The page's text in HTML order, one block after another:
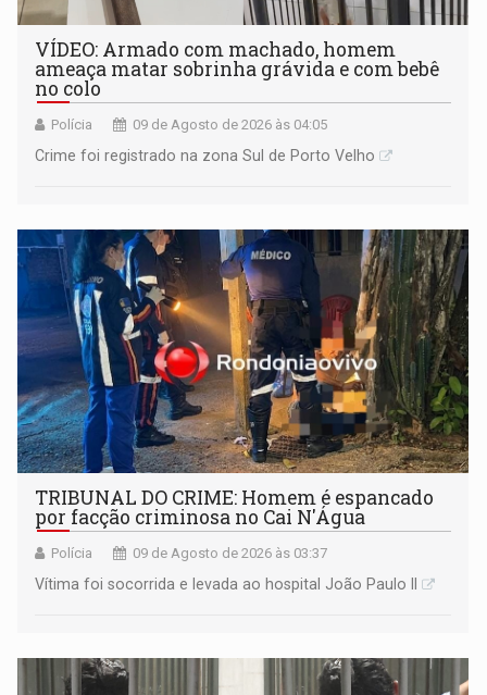
VÍDEO: Armado com machado, homem
ameaça matar sobrinha grávida e com bebê
no colo
Polícia 09 de Agosto de 2026 às 04:05
Crime foi registrado na zona Sul de Porto Velho
TRIBUNAL DO CRIME: Homem é espancado
por facção criminosa no Cai N'Água
Polícia 09 de Agosto de 2026 às 03:37
Vítima foi socorrida e levada ao hospital João Paulo II